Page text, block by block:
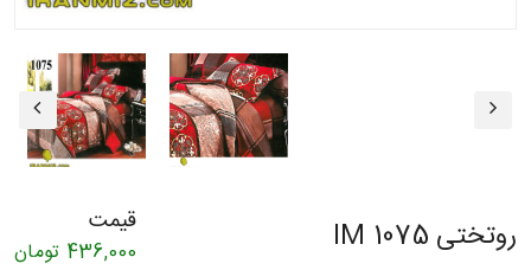
روتختی IM 1075 قیمت
436,000تومان